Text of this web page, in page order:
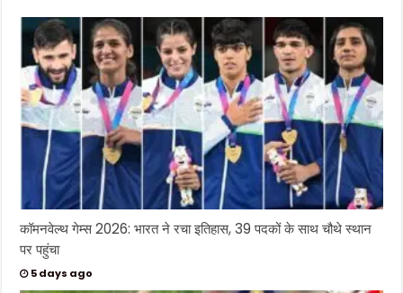
कॉमनवेल्थ गेम्स 2026: भारत ने रचा इतिहास, 39 पदकों के साथ चौथे स्थान
पर पहुंचा
5 days ago